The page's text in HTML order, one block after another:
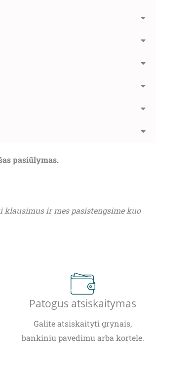
pasiūlymas.
ir mes pasistengsime kuo
Patogus atsiskaitymas
Galite atsiskaityti grynais,
bankiniu pavedimu arba kortele.